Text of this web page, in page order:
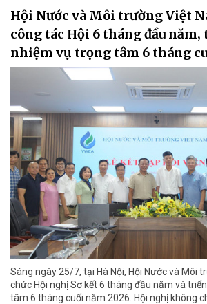
Hội Nước và Môi trường Việt
công tác Hội 6 tháng đầu
nhiệm vụ trọng tâm 6 tháng
Sáng ngày 25/7, tại Hà Nội, Hội Nước và Môi
chức Hội nghị Sơ kết 6 tháng đầu năm và
tâm 6 tháng cuối năm 2026. Hội nghị không